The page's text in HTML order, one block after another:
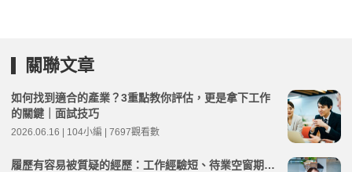
關聯文章
如何找到適合的產業？3重點教你評估，更是拿下工作
的關鍵｜面試技巧
2026.06.16 | 104小編 | 7697觀看數
履歷有容易被質疑的經歷：工作經驗短、待業空窗期…